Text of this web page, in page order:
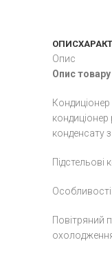
ОПИС
Опис
Опис товару
Кондиціонер
конденсату
Підстельові
Повітряний
охолодження